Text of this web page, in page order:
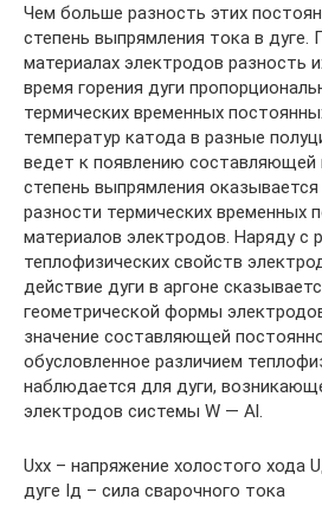
Чем больше разность этих
степень выпрямления тока в дуге.
материалах электродов разность
время горения дуги
термических временных
температур катода в разные
ведет к появлению составляющей
степень выпрямления
разности термических временных
материалов электродов. Наряду с
теплофизических свойств
действие дуги в аргоне
геометрической формы
значение составляющей
обусловленное различием
наблюдается для дуги,
электродов системы W — Al.
Uхх – напряжение холостого хода
дуге Iд – сила сварочного тока